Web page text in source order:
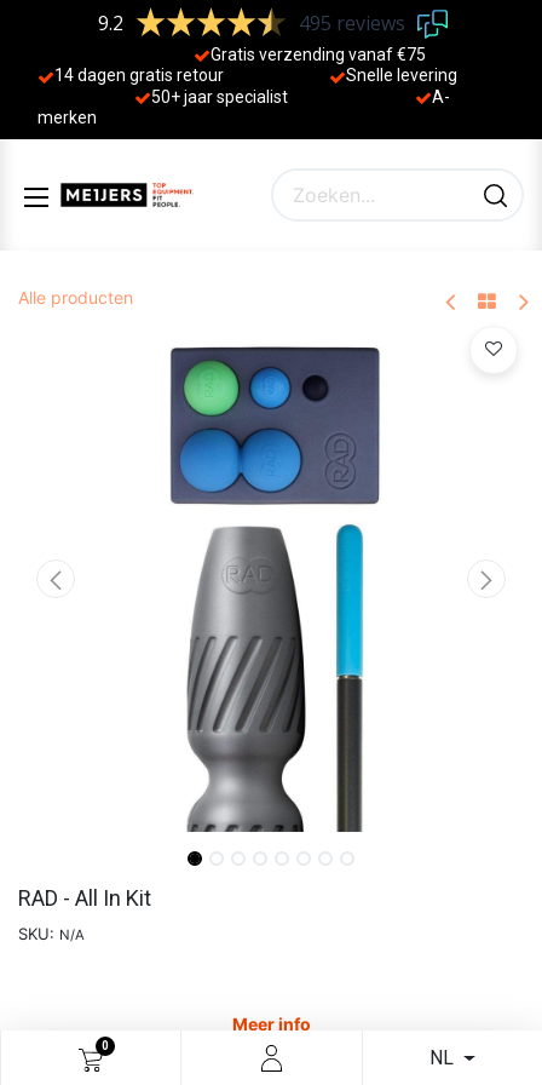
0
NL
9.2 495 reviews
Gratis verzending vanaf €75
14 dagen gratis retour
Sne lle levering
50+ jaar specialist
A-
merken
Alle producten
RAD - All In Kit
SKU: N/A
Meer info
122,64